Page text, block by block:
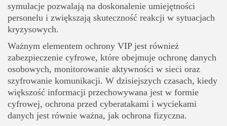
symulacje pozwalają na doskonalenie umiejętności
personelu i zwiększają skuteczność reakcji w sytuacjach
kryzysowych.
Ważnym elementem ochrony VIP jest również
zabezpieczenie cyfrowe, które obejmuje ochronę danych
osobowych, monitorowanie aktywności w sieci oraz
szyfrowanie komunikacji. W dzisiejszych czasach, kiedy
większość informacji przechowywana jest w formie
cyfrowej, ochrona przed cyberatakami i wyciekami
danych jest równie ważna, jak ochrona fizyczna.